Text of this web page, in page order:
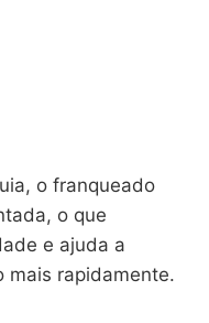
o franqueado
o que
e ajuda a
mais rapidamente.